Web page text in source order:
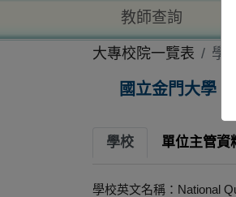
教師查詢
大專校院一覽表 學
國立金門大學
學校 單位主管資
學校英文名稱：National